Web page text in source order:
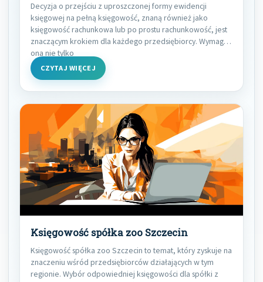
Decyzja o przejściu z uproszczonej formy ewidencji
księgowej na pełną księgowość, znaną również jako
księgowość rachunkowa lub po prostu rachunkowość, jest
znaczącym krokiem dla każdego przedsiębiorcy. Wymaga
ona nie tylko
CZYTAJ WIĘCEJ
Księgowość spółka zoo Szczecin
Księgowość spółka zoo Szczecin to temat, który zyskuje na
znaczeniu wśród przedsiębiorców działających w tym
regionie. Wybór odpowiedniej księgowości dla spółki z